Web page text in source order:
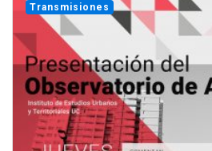
Transmisiones